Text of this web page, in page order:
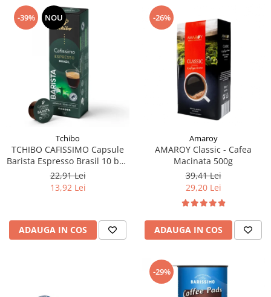
-39% NOU
Tchibo
TCHIBO CAFISSIMO Capsule
Barista Espresso Brasil 10 buc
80g (27.10.2026)
22,91 Lei
13,92 Lei
ADAUGA IN COS
-26%
Amaroy
AMAROY Classic - Cafea
Macinata 500g
39,41 Lei
29,20 Lei
ADAUGA IN COS
-29%